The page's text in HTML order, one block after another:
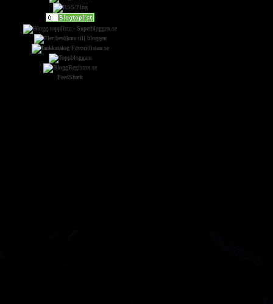
FeedShark